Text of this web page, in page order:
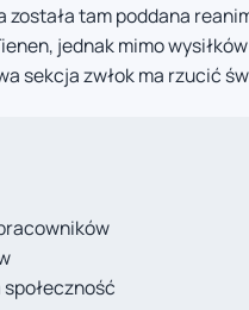
tam poddana
jednak mimo
sekcja zwłok ma rzucić